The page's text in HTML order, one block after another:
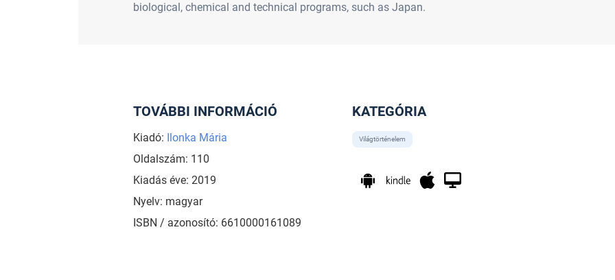
biological, chemical and technical programs, such as Japan.
TOVÁBBI INFORMÁCIÓ
Kiadó: Ilonka Mária
Oldalszám: 110
Kiadás éve: 2019
Nyelv: magyar
ISBN / azonosító: 6610000161089
KATEGÓRIA
Világtörténelem